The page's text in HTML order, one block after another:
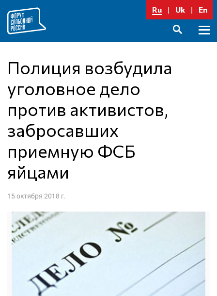
содержимому
Ru Uk En
Полиция возбудила
уголовное дело
против активистов,
забросавших
приемную ФСБ
яйцами
15 октября 2018 г.